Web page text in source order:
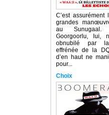
C’est assurément
grandes
au
Goorgoorlu, lui,
obnubilé par la
effrénée de la
d’en haut ne
pour...
Choix